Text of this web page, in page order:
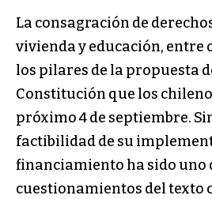
La consagración de
vivienda y educación, entre
los pilares de la propuesta
Constitución que los
próximo 4 de septiembre.
factibilidad de su
financiamiento ha sido uno
cuestionamientos del texto